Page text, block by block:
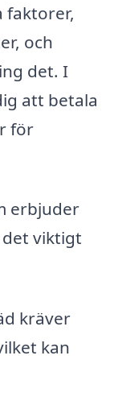
faktorer,
och
det. I
att betala
för
erbjuder
viktigt
kräver
kan